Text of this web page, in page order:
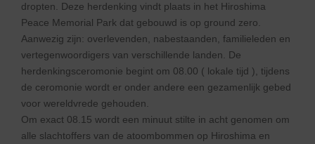
dropten. Deze herdenking vindt plaats in het Hiroshima
Peace Memorial Park dat gebouwd is op ground zero.
Aanwezig zijn: overlevenden, nabestaanden, familieleden en
vertegenwoordigers van verschillende landen. De
herdenkingsceromonie begint om 08.00 ( lokale tijd ), tijdens
de ceromonie wordt er onder andere een gezamenlijk gebed
voor wereldvrede gehouden.
Om exact 08.15 wordt een minuut stilte in acht genomen om
alle slachtoffers van de atoombommen op Hiroshima en